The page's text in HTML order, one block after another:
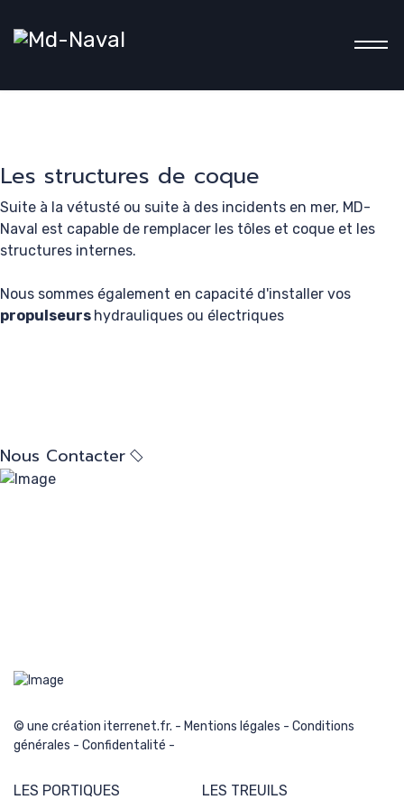
mentions
légales
Conditions
confidentialité
Les structures de coque
Suite à la vétusté ou suite à des incidents en mer, MD-
Naval est capable de remplacer les tôles et coque et les
structures internes.
Nous sommes également en capacité d'installer vos
propulseurs hydrauliques ou électriques
Nous Contacter
© une création iterrenet.fr. - Mentions légales - Conditions
générales - Confidentalité -
LES PORTIQUES LES TREUILS